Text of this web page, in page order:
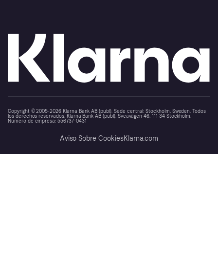
Copyright © 2005-2026 Klarna Bank AB (publ). Sede central: Stockholm, Sweden. Todos
los derechos reservados. Klarna Bank AB (publ). Sveavägen 46, 111 34 Stockholm.
Número de empresa: 556737-0431
Aviso Sobre CookiesKlarna.com